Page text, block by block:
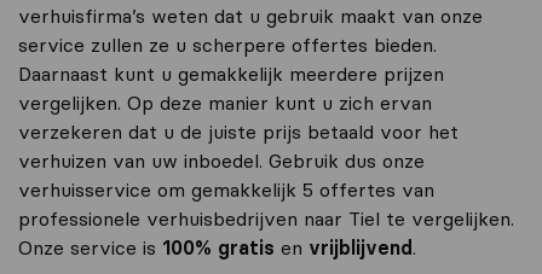
verhuisfirma’s weten dat u gebruik maakt van onze
service zullen ze u scherpere offertes bieden.
Daarnaast kunt u gemakkelijk meerdere prijzen
vergelijken. Op deze manier kunt u zich ervan
verzekeren dat u de juiste prijs betaald voor het
verhuizen van uw inboedel. Gebruik dus onze
verhuisservice om gemakkelijk 5 offertes van
professionele verhuisbedrijven naar Tiel te vergelijken.
Onze service is 100% gratis en vrijblijvend .